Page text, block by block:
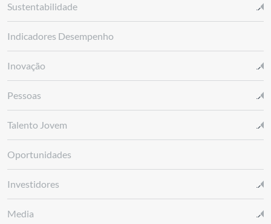
Sustentabilidade
Indicadores Desempenho
Inovação
Pessoas
Talento Jovem
Oportunidades
Investidores
Media